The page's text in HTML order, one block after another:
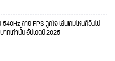
สาย FPS ถูกใจ เล่นเกมไหนก็วินไป
าทเท่านั้น อัปเดตปี 2025